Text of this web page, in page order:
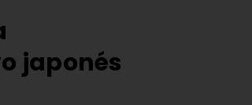
japonés